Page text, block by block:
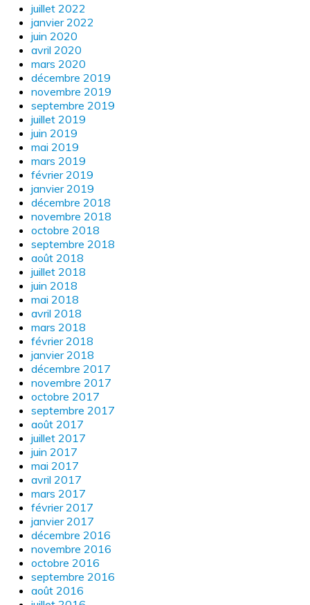
juillet 2022
janvier 2022
juin 2020
avril 2020
mars 2020
décembre 2019
novembre 2019
septembre 2019
juillet 2019
juin 2019
mai 2019
mars 2019
février 2019
janvier 2019
décembre 2018
novembre 2018
octobre 2018
septembre 2018
août 2018
juillet 2018
juin 2018
mai 2018
avril 2018
mars 2018
février 2018
janvier 2018
décembre 2017
novembre 2017
octobre 2017
septembre 2017
août 2017
juillet 2017
juin 2017
mai 2017
avril 2017
mars 2017
février 2017
janvier 2017
décembre 2016
novembre 2016
octobre 2016
septembre 2016
août 2016